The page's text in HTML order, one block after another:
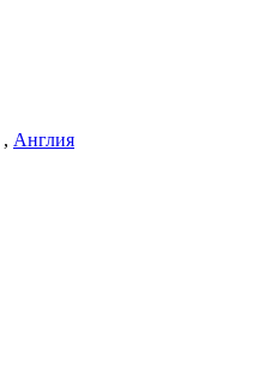
, Англия